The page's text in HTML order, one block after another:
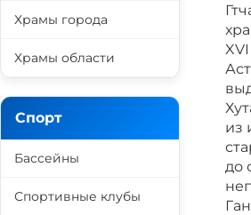
из
до
Храмы города
Храмы области
Спорт
Бассейны
Спортивные клубы